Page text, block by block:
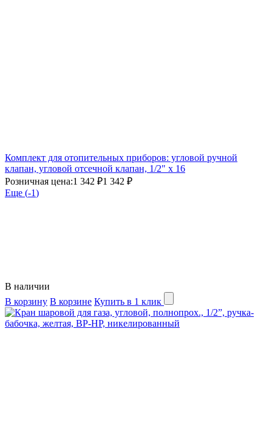
Комплект для отопительных приборов: угловой ручной
клапан, угловой отсечной клапан, 1/2" x 16
Розничная цена:1 342 ₽1 342 ₽
Еще (-1)
В наличии
В корзину В корзине Купить в 1 клик